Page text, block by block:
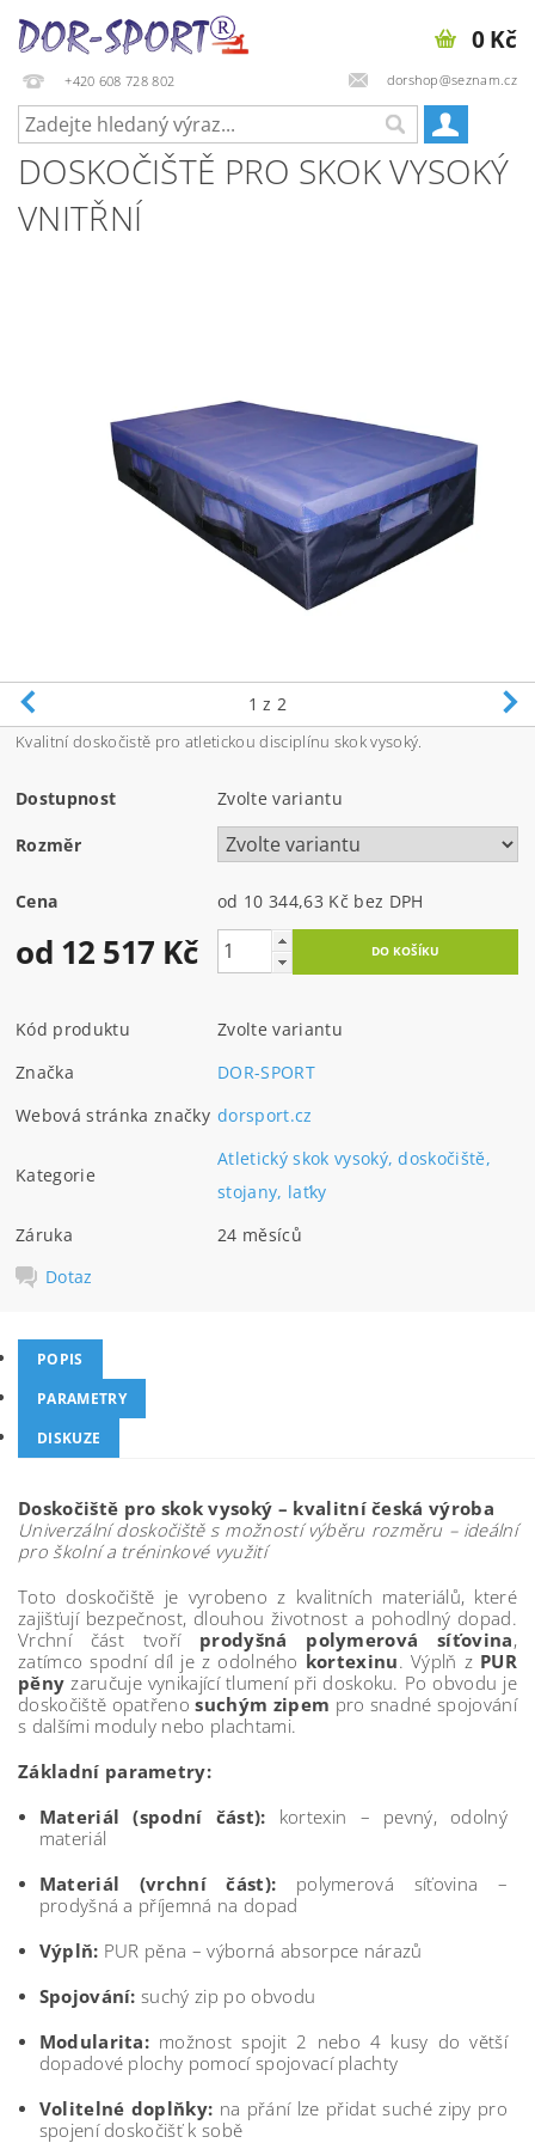
+420 608 728 802 dorshop@seznam.cz
0 Kč
DOSKOČIŠTĚ PRO SKOK VYSOKÝ
VNITŘNÍ
1 z 2
Kvalitní doskočistě pro atletickou disciplínu skok vysoký.
Dostupnost Zvolte variantu
Rozměr
Cena od 10 344,63 Kč bez DPH
od 12 517 Kč
Kód produktu
Zvolte variantu
Značka
DOR-SPORT
Webová stránka značky dorsport.cz
Kategorie
Atletický skok vysoký, doskočiště,
stojany, laťky
Záruka
24 měsíců
Dotaz
POPIS
PARAMETRY
DISKUZE
Doskočiště pro skok vysoký – kvalitní česká výroba
Univerzální doskočiště s možností výběru rozměru – ideální
pro školní a tréninkové využití
Toto doskočiště je vyrobeno z kvalitních materiálů, které
zajišťují bezpečnost, dlouhou životnost a pohodlný dopad.
Vrchní část tvoří prodyšná polymerová síťovina,
zatímco spodní díl je z odolného kortexinu. Výplň z PUR
pěny zaručuje vynikající tlumení při doskoku. Po obvodu je
doskočiště opatřenosuchým zipem pro snadné spojování
s dalšími moduly nebo plachtami.
Základní parametry:
Materiál (spodní část): kortexin – pevný, odolný
materiál
Materiál (vrchní část): polymerová síťovina –
prodyšná a příjemná na dopad
Výplň: PUR pěna – výborná absorpce nárazů
Spojování: suchý zip po obvodu
Modularita: možnost spojit 2 nebo 4 kusy do větší
dopadové plochy pomocí spojovací plachty
Volitelné doplňky: na přání lze přidat suché zipy pro
spojení doskočišť k sobě